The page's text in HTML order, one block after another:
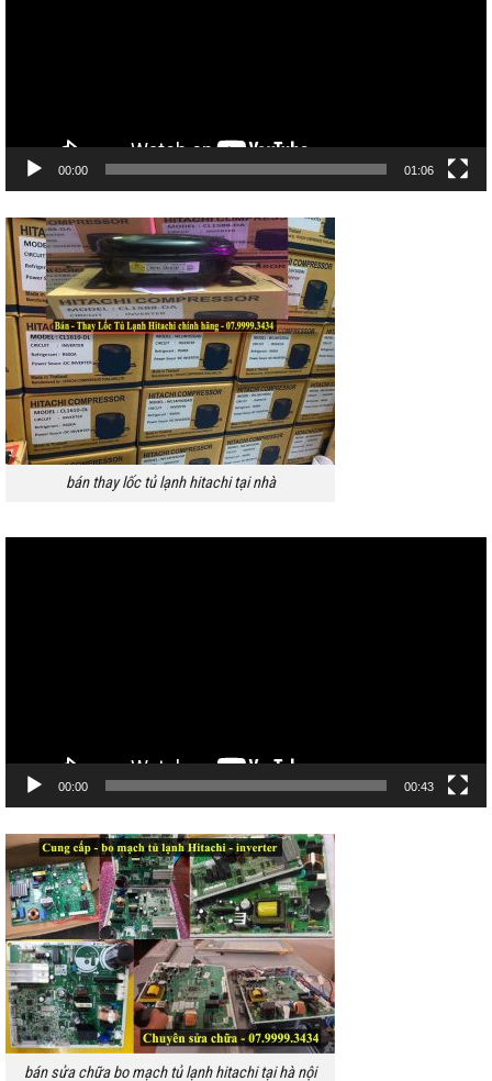
00:00 01:06
bán thay lốc tủ lạnh hitachi tại nhà
00:00 00:43
bán sửa chữa bo mạch tủ lạnh hitachi tại hà nội